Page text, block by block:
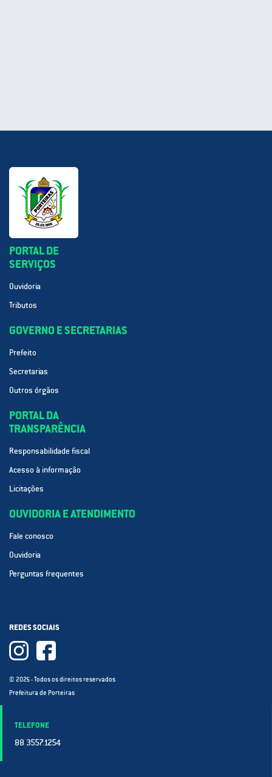
PORTAL DE
SERVIÇOS
Ouvidoria
Tributos
GOVERNO E SECRETARIAS
Prefeito
Secretarias
Outros órgãos
PORTAL DA
TRANSPARÊNCIA
Responsabilidade fiscal
Acesso à informação
Licitações
OUVIDORIA E ATENDIMENTO
Fale conosco
Ouvidoria
Perguntas frequentes
REDES SOCIAIS
© 2025 - Todos os direitos reservados
Prefeitura de Porteiras
TELEFONE
88 3557.1254